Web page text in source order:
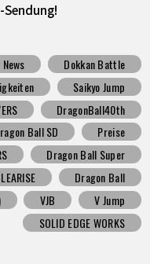
Sendung!
Dokkan Battle
Saikyo Jump
DragonBall40th
Ball SD
Preise
Dragon Ball Super
Dragon Ball
VJB
V Jump
SOLID EDGE WORKS